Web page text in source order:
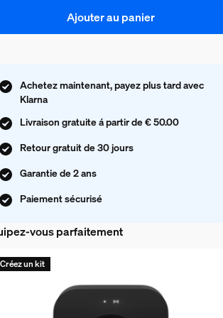
Ajouter au panier
Achetez maintenant, payez plus tard avec
Klarna
Livraison gratuite á partir de € 50.00
Retour gratuit de 30 jours
Garantie de 2 ans
Paiement sécurisé
vous parfaitement
Créez un kit